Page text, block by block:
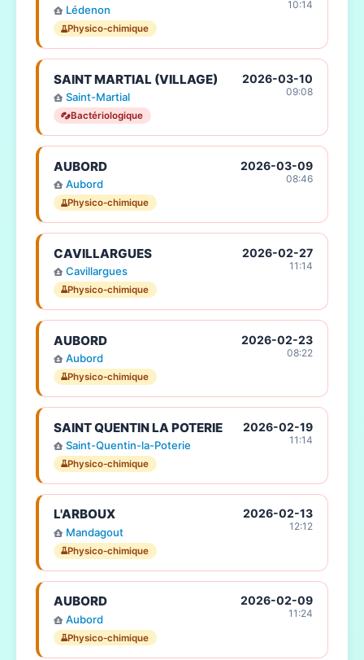
Lédenon
Physico-chimique
10:14
SAINT MARTIAL (VILLAGE)
Saint-Martial
Bactériologique
2026-03-10
09:08
AUBORD
Aubord
Physico-chimique
2026-03-09
08:46
CAVILLARGUES
Cavillargues
Physico-chimique
2026-02-27
11:14
AUBORD
Aubord
Physico-chimique
2026-02-23
08:22
SAINT QUENTIN LA POTERIE
Saint-Quentin-la-Poterie
Physico-chimique
2026-02-19
11:14
L'ARBOUX
Mandagout
Physico-chimique
2026-02-13
12:12
AUBORD
Aubord
Physico-chimique
2026-02-09
11:24